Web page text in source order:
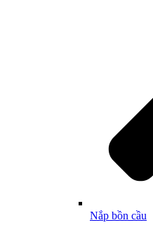
Nắp bồn cầu